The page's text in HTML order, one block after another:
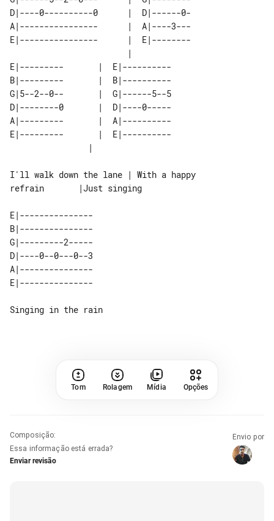
D|----0----------0      |  D|------0-
A|----------------      |  A|----3---
E|----------------      |  E|--------
E|---------       |  E|----------
B|---------       |  B|----------
G|5--2--0--       |  G|------5--5
D|--------0       |  D|----0-----
A|---------       |  A|----------
E|---------       |  E|----------
I'll walk down the lane | With a happy
refrain       |Just singing
E|---------------
B|---------------
G|---------2-----
D|----0--0---0--3
A|---------------
Singing in the rain
Tom Rolagem Mídia Opções
Composição:
Essa informação está errada?
Enviar revisão
Envio por